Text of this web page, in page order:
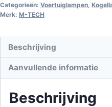
Categorieën: Voertuiglampen,
Merk: M-TECH
Beschrijving
Aanvullende informatie
Beschrijving